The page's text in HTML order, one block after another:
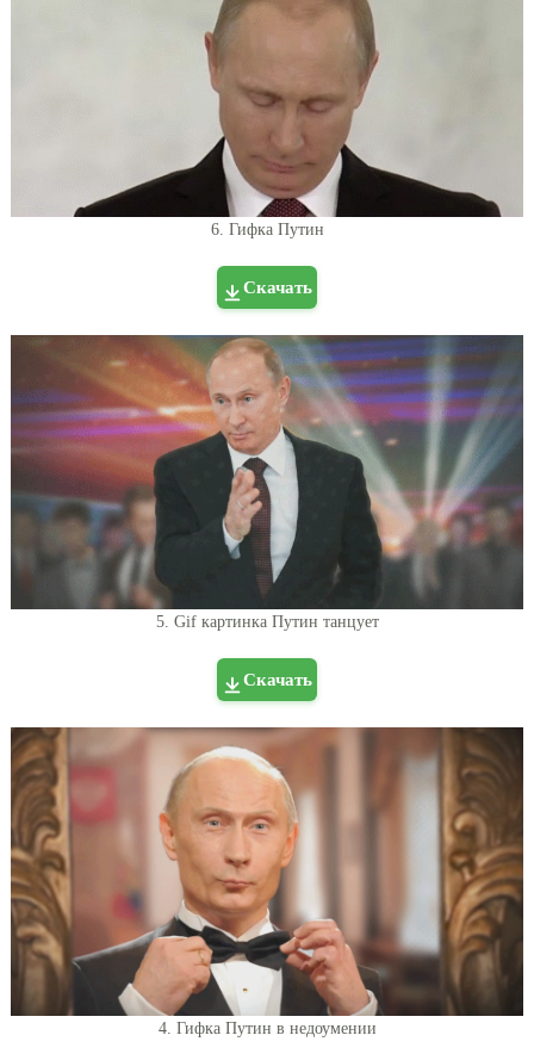
6. Гифка Путин
Скачать
5. Gif картинка Путин танцует
Скачать
4. Гифка Путин в недоумении